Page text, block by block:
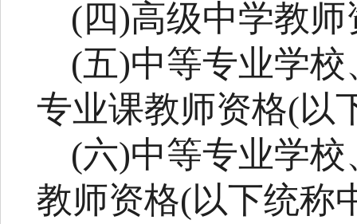
(四)高级中学教师
(五)中等专业学
专业课教师资格(以
(六)中等专业学
教师资格(以下统称